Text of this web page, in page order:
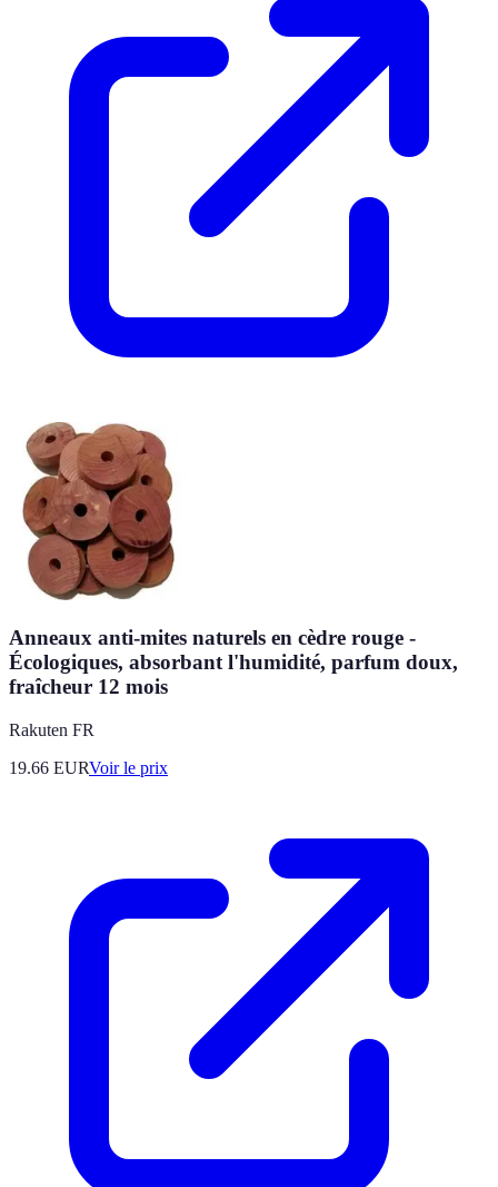
Anneaux anti-mites naturels en cèdre rouge -
Écologiques, absorbant l'humidité, parfum doux,
fraîcheur 12 mois
Rakuten FR
19.66 EURVoir le prix